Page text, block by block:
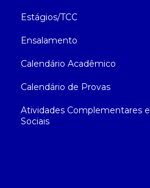
Estágios/TCC
Ensalamento
Calendário Acadêmico
Calendário de Provas
Atividades Complementares e
Sociais